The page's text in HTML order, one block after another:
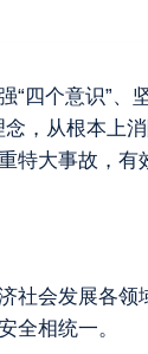
个意识”、
，从根本上
特大事故，
社会发展各
全相统一。